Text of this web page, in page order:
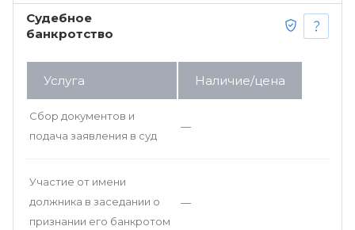
Судебное
банкротство
Услуга Наличие/цена
Сбор документов и
подача заявления в суд
—
Участие от имени
должника в заседании о
признании его банкротом
—